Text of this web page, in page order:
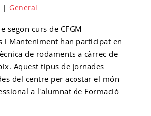
| General
segon curs de CFGM
i Manteniment han participat en
de rodaments a càrrec de
Aquest tipus de jornades
del centre per acostar el món
a l'alumnat de Formació